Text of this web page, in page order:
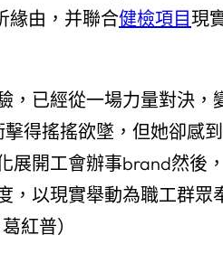
緣由，并聯合健檢項目現
，已經從一場力量對決
擊得搖搖欲墜，但她卻感
展開工會辦事brand然
，以現實舉動為職工群眾
紅普）